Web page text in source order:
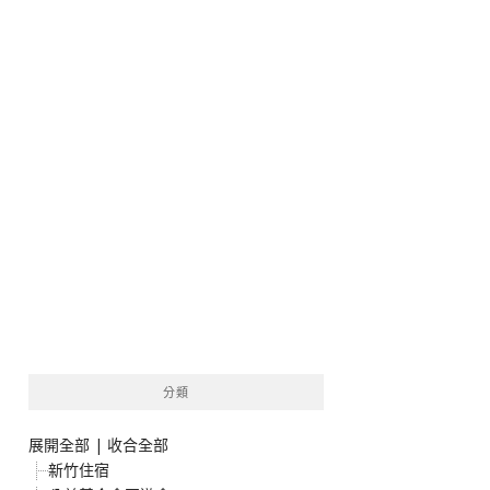
分類
展開全部 | 收合全部
新竹住宿